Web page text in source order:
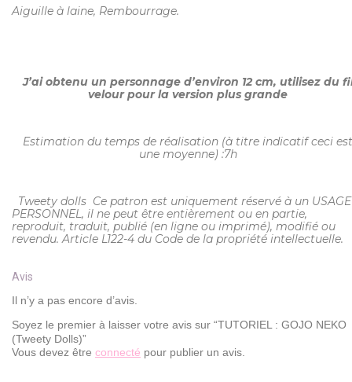
Aiguille à laine, Rembourrage.
J’ai obtenu un personnage d’environ 12 cm, utilisez du
velour pour la version plus grande
Estimation du temps de réalisation (à titre indicatif ceci est
une moyenne) :7h
Tweety dolls Ce patron est uniquement réservé à un USAGE
PERSONNEL, il ne peut être entièrement ou en partie,
reproduit, traduit, publié (en ligne ou imprimé), modifié ou
revendu. Article L122-4 du Code de la propriété intellectuelle.
Avis
Il n’y a pas encore d’avis.
Soyez le premier à laisser votre avis sur “TUTORIEL : GOJO NEKO
(Tweety Dolls)”
Vous devez être connecté pour publier un avis.